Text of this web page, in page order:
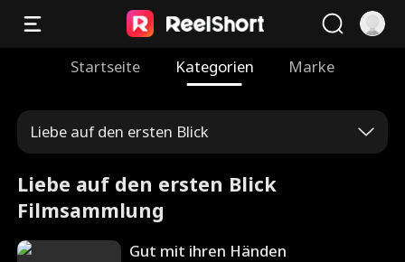
Startseite Kategorien Marke
Liebe auf den ersten Blick
Liebe auf den ersten Blick
Filmsammlung
Gut mit ihren Händen